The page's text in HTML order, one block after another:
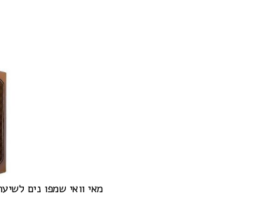
מאי וואי שמפו נים לשיער